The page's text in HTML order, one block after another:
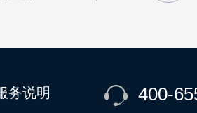
务说明 400-